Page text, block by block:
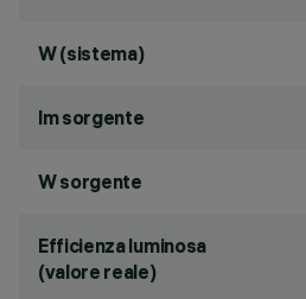
W (sistema)
lm sorgente
W sorgente
Efficienza luminosa
(valore reale)